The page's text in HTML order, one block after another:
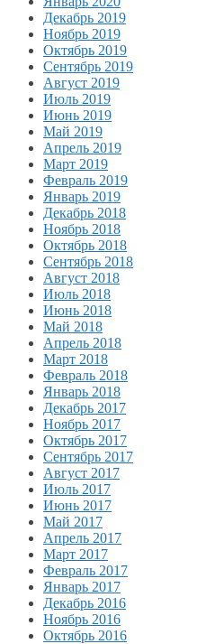
Декабрь 2019
Ноябрь 2019
Октябрь 2019
Сентябрь 2019
Август 2019
Июль 2019
Июнь 2019
Май 2019
Апрель 2019
Март 2019
Февраль 2019
Январь 2019
Декабрь 2018
Ноябрь 2018
Октябрь 2018
Сентябрь 2018
Август 2018
Июль 2018
Июнь 2018
Май 2018
Апрель 2018
Март 2018
Февраль 2018
Январь 2018
Декабрь 2017
Ноябрь 2017
Октябрь 2017
Сентябрь 2017
Август 2017
Июль 2017
Июнь 2017
Май 2017
Апрель 2017
Март 2017
Февраль 2017
Январь 2017
Декабрь 2016
Ноябрь 2016
Октябрь 2016